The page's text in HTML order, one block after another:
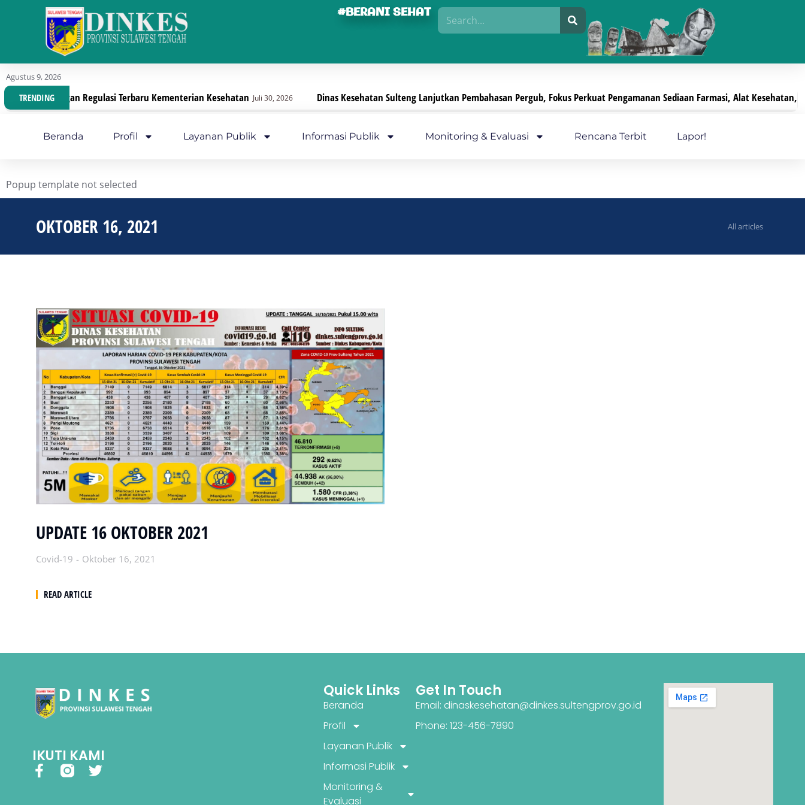
#BERANI SEHAT
Agustus 9, 2026
TRENDING
Dengan Regulasi Terbaru Kementerian Kesehatan Juli 30, 2026 Dinas Kesehatan Sulteng Lanjutkan Pembahasan Pergub, Fokus Perkuat Pengamanan Sediaan Farmasi, Alat Kesehatan, Dan
Beranda Profil Layanan Publik Informasi Publik Monitoring & Evaluasi Rencana Terbit Lapor!
Popup template not selected
OKTOBER 16, 2021 All articles
UPDATE 16 OKTOBER 2021
Covid-19 Oktober 16, 2021
READ ARTICLE
IKUTI KAMI
Quick Links
Beranda
Profil
Layanan Publik
Informasi Publik
Monitoring &
Evaluasi
Get In Touch
Email: dinaskesehatan@dinkes.sultengprov.go.id
Phone: 123-456-7890